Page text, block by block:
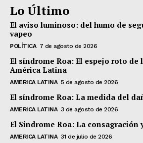
Lo Último
El aviso luminoso: del humo de
vapeo
POLÍTICA 7 de agosto de 2026
El síndrome Roa: El espejo roto de
América Latina
AMERICA LATINA 5 de agosto de 2026
El síndrome Roa: La medida del
AMERICA LATINA 3 de agosto de 2026
El Síndrome Roa: La consagración
AMERICA LATINA 31 de julio de 2026